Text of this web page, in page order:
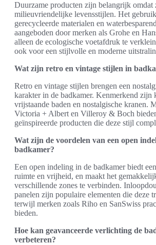
Duurzame producten zijn belangrijk omdat
milieuvriendelijke levensstijlen. Het
gerecycleerde materialen en
aangeboden door merken als Grohe en
alleen de ecologische voetafdruk te
ook voor een stijlvolle en moderne
Wat zijn retro en vintage stijlen in
Retro en vintage stijlen brengen een
karakter in de badkamer. Kenmerkend zijn
vrijstaande baden en nostalgische kranen.
Victoria + Albert en Villeroy & Boch
geïnspireerde producten die deze stijl
Wat zijn de voordelen van een open
badkamer?
Een open indeling in de badkamer biedt
ruimte en vrijheid, en maakt het
verschillende zones te verbinden.
panelen zijn populaire elementen die deze
terwijl merken zoals Riho en SanSwiss
bieden.
Hoe kan geavanceerde verlichting de
verbeteren?